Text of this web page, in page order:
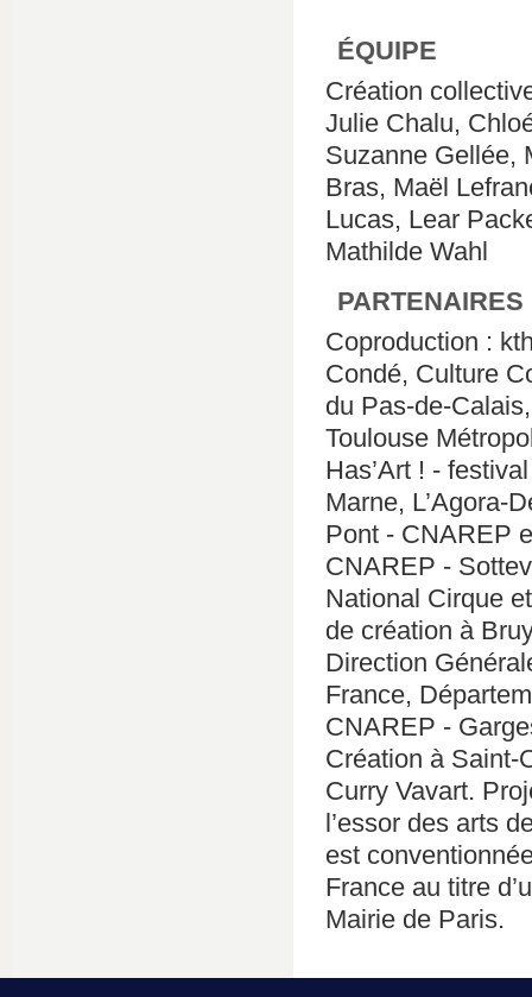
ÉQUIPE
Création
Julie Chalu,
Suzanne Gellée,
Bras, Maël
Lucas, Lear
Mathilde Wahl
PARTENAIRES
Coproduction :
Condé, Culture
du Pas-de-
Toulouse
Has’Art ! -
Marne, L’Agora-
Pont - CNAREP
CNAREP -
National Cirque
de création à
Direction
France,
CNAREP -
Création à Saint-
Curry Vavart.
l’essor des arts
est
France au titre
Mairie de Paris.